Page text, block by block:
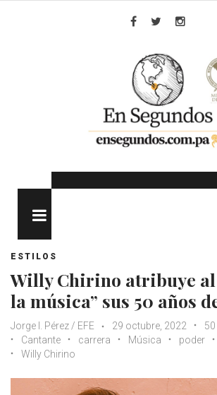
ESTILOS
Willy Chirino atribuye al
la música” sus 50 años
Jorge I. Pérez / EFE 29 octubre, 2022
Cantante
carrera Música poder
Willy Chirino